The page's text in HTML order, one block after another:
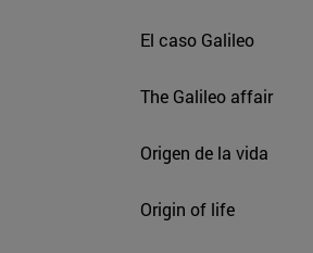
El caso Galileo
The Galileo affair
Origen de la vida
Origin of life